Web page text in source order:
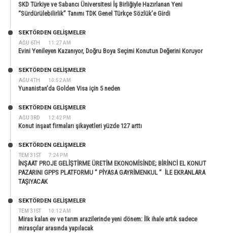
SKD Türkiye ve Sabancı Üniversitesi İş Birliğiyle Hazırlanan Yeni
“Sürdürülebilirlik” Tanımı TDK Genel Türkçe Sözlük’e Girdi
AĞU 6TH 11:27 AM
SEKTÖRDEN GELIŞMELER
Evini Yenileyen Kazanıyor, Doğru Boya Seçimi Konutun Değerini Koruyor
AĞU 4TH 10:52 AM
SEKTÖRDEN GELIŞMELER
Yunanistan’da Golden Visa için 5 neden
AĞU 3RD 12:42 PM
SEKTÖRDEN GELIŞMELER
Konut inşaat firmaları şikayetleri yüzde 127 arttı
TEM 31ST 7:24 PM
SEKTÖRDEN GELIŞMELER
İNŞAAT PROJE GELİŞTİRME ÜRETİM EKONOMİSİNDE; BİRİNCİ EL KONUT
PAZARINI GPPS PLATFORMU ” PİYASA GAYRİMENKUL ” İLE EKRANLARA
TAŞIYACAK
TEM 31ST 10:12 AM
SEKTÖRDEN GELIŞMELER
Miras kalan ev ve tarım arazilerinde yeni dönem: İlk ihale artık sadece
mirasçılar arasında yapılacak